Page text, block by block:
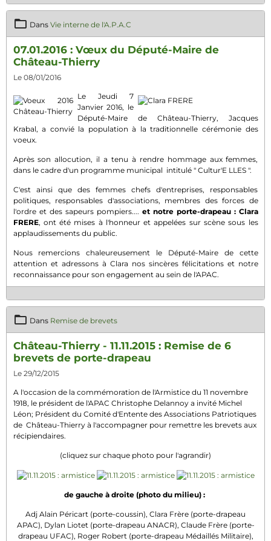
Dans Vie interne de l'A.P.A.C
07.01.2016 : Vœux du Député-Maire de
Château-Thierry
Le 08/01/2016
Le Jeudi 7
Janvier 2016, le
Député-Maire de Château-Thierry, Jacques
Krabal, a convié la population à la traditionnelle cérémonie des
voeux.
Après son allocution, il a tenu à rendre hommage aux femmes,
dans le cadre d'un programme municipal intitulé " Cultur'E LLES ".
C'est ainsi que des femmes chefs d'entreprises, responsables
politiques, responsables d'associations, membres des forces de
l'ordre et des sapeurs pompiers.... et notre porte-drapeau : Clara
FRERE, ont été mises à l'honneur et appelées sur scène sous les
applaudissements du public.
Nous remercions chaleureusement le Député-Maire de cette
attention et adressons à Clara nos sincères félicitations et notre
reconnaissance pour son engagement au sein de l'APAC.
Dans Remise de brevets
Château-Thierry - 11.11.2015 : Remise de 6
brevets de porte-drapeau
Le 29/12/2015
A l'occasion de la commémoration de l'Armistice du 11 novembre
1918, le président de l'APAC Christophe Delannoy a invité Michel
Léon; Président du Comité d'Entente des Associations Patriotiques
de Château-Thierry à l'accompagner pour remettre les brevets aux
récipiendaires.
(cliquez sur chaque photo pour l'agrandir)
de gauche à droite (photo du milieu) :
Adj Alain Péricart (porte-coussin), Clara Frère (porte-drapeau
APAC), Dylan Liotet (porte-drapeau ANACR), Claude Frère (porte-
drapeau UFAC), Roger Robert (porte-drapeau Médaillés Militaire),